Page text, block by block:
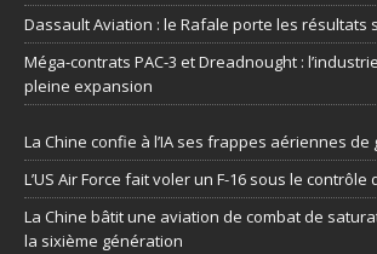
Dassault Aviation : le Rafale porte les résultats
Méga-contrats PAC-3 et Dreadnought :
pleine expansion
La Chine confie à l’IA ses frappes aériennes
L’US Air Force fait voler un F-16 sous le contrôle
La Chine bâtit une aviation de combat de
la sixième génération